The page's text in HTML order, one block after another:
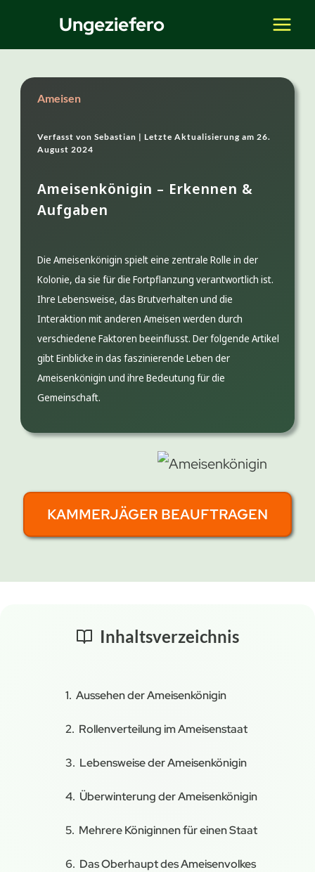
Ungeziefero
Ameisen
Verfasst von Sebastian | Letzte Aktualisierung am 26.
August 2024
Ameisenkönigin – Erkennen &
Aufgaben
Die Ameisenkönigin spielt eine zentrale Rolle in der
Kolonie, da sie für die Fortpflanzung verantwortlich ist.
Ihre Lebensweise, das Brutverhalten und die
Interaktion mit anderen Ameisen werden durch
verschiedene Faktoren beeinflusst. Der folgende Artikel
gibt Einblicke in das faszinierende Leben der
Ameisenkönigin und ihre Bedeutung für die
Gemeinschaft.
KAMMERJÄGER BEAUFTRAGEN
Inhaltsverzeichnis
Aussehen der Ameisenkönigin
Rollenverteilung im Ameisenstaat
Lebensweise der Ameisenkönigin
Überwinterung der Ameisenkönigin
Mehrere Königinnen für einen Staat
Das Oberhaupt des Ameisenvolkes